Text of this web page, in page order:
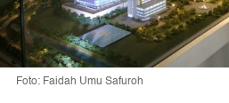
Foto: Faidah Umu Safuroh